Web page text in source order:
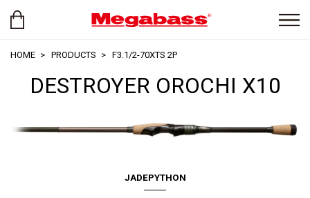
HOME PRODUCTS F3.1/2-70XTS 2P
DESTROYER OROCHI X10
JADEPYTHON